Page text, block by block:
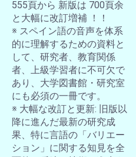
555頁から 新版は 700頁余
と大幅に改訂増補 ！！
※ スペイン語の音声を体系
的に理解するための資料と
して、研究者、教育関係
者、上級学習者に不可欠で
あり、大学図書館・研究室
にも必須の一冊です。
※ 大幅な改訂と更新: 旧版以
降に進んだ最新の研究成
果、特に言語の「バリエー
ション」に関する知見を全